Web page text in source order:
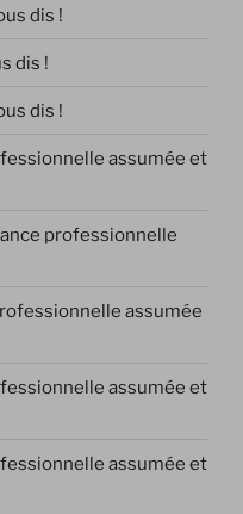
dis !
dis !
dis !
assumée et
professionnelle
assumée
assumée et
assumée et